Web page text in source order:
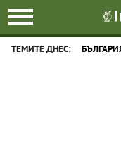
ТЕМИТЕ ДНЕС: